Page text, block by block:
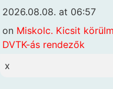
2026.08.08. at 06:57
on Miskolc. Kicsit
DVTK-ás rendezők
x